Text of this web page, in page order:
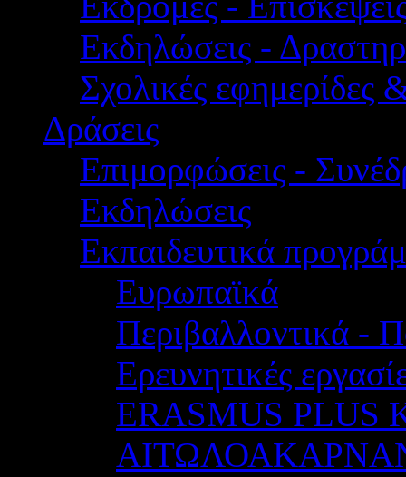
Εκδηλώσεις -
Σχολικές εφημερίδες
Δράσεις
Επιμορφώσεις -
Εκδηλώσεις
Εκπαιδευτικά
Ευρωπαϊκά
Περιβαλλοντικά -
Ερευνητικές
ERASMUS PLUS